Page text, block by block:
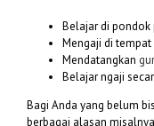
Belajar di pondok
Mengaji di
Mendatangkan
Belajar ngaji
Bagi Anda yang belum
berbagai alasan